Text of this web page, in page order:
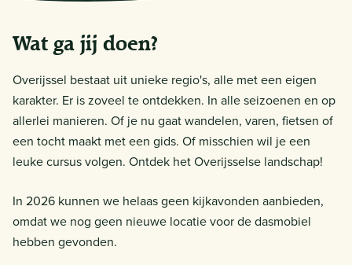
Wat ga jij doen?
Overijssel bestaat uit unieke regio's, alle met een eigen
karakter. Er is zoveel te ontdekken. In alle seizoenen en op
allerlei manieren. Of je nu gaat wandelen, varen, fietsen of
een tocht maakt met een gids. Of misschien wil je een
leuke cursus volgen. Ontdek het Overijsselse landschap!
In 2026 kunnen we helaas geen kijkavonden aanbieden,
omdat we nog geen nieuwe locatie voor de dasmobiel
hebben gevonden.